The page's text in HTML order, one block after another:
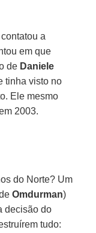
contatou a
em que
de Daniele
tinha visto no
Ele mesmo
2003.
do Norte? Um
Omdurman)
decisão do
tudo: